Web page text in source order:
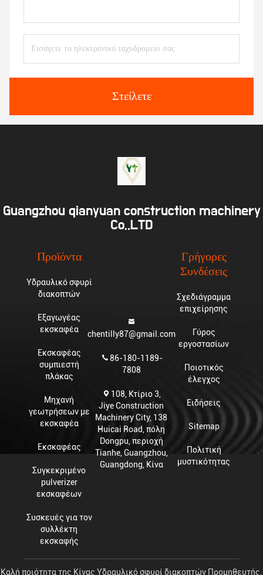
Στείλετε
Guangzhou qianyuan construction machinery
Co,.LTD
Προϊόντα
Υδραυλικό σφυρί
διακοπτών
Εξαγωγέας
εκσκαφέα
Εκσκαφέας
συμπιεστή
πλάκας
Μηχανή
γεωτρήσεων με
εκσκαφέα
Εκσκαφέας
Συγκεκριμένο
pulverizer
εκσκαφέων
Συσκευές για τον
συλλέκτη
εκσκαφής
chentilly87@gmail.com
86-180-1189-
7808
108, Κτίριο 3,
Jiye Construction
Machinery City, 138
Huicai Road, πόλη
Dongpu, περιοχή
Tianhe, Guangzhou,
Guangdong, Κίνα
Γρήγορες
Συνδέσεις
Σχεδιάγραμμα
επιχείρησης
Γύρος
εργοστασίων
Ποιοτικός
έλεγχος
Ειδήσεις
Sitemap
Πολιτική
μυστικότητας
Καλή ποιότητα της Κίνας Υδραυλικό σφυρί διακοπτών Προμηθευτής.